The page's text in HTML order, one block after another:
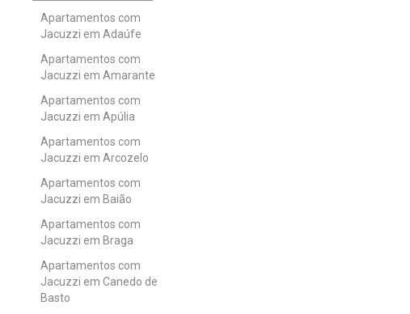
Apartamentos com
Jacuzzi em Adaúfe
Apartamentos com
Jacuzzi em Amarante
Apartamentos com
Jacuzzi em Apúlia
Apartamentos com
Jacuzzi em Arcozelo
Apartamentos com
Jacuzzi em Baião
Apartamentos com
Jacuzzi em Braga
Apartamentos com
Jacuzzi em Canedo de
Basto